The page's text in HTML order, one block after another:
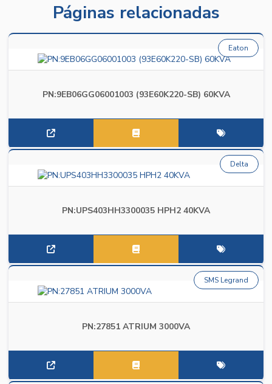
Páginas relacionadas
PN:9EB06GG06001003 (93E60K220-SB) 60KVA
Eaton
PN:UPS403HH3300035 HPH2 40KVA
Delta
PN:27851 ATRIUM 3000VA
SMS Legrand